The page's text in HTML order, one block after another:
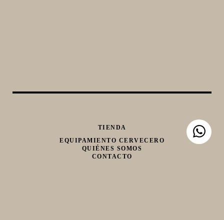
TIENDA
EQUIPAMIENTO CERVECERO
QUIÉNES SOMOS
CONTACTO